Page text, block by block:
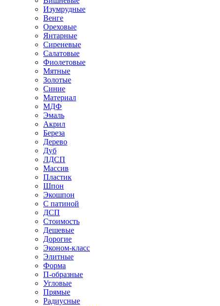
Изумрудные
Венге
Ореховые
Янтарные
Сиреневые
Салатовые
Фиолетовые
Мятные
Золотые
Синие
Материал
МДФ
Эмаль
Акрил
Береза
Дерево
Дуб
ЛДСП
Массив
Пластик
Шпон
Экошпон
С патиной
ДСП
Стоимость
Дешевые
Дорогие
Эконом-класс
Элитные
Форма
П-образные
Угловые
Прямые
Радиусные